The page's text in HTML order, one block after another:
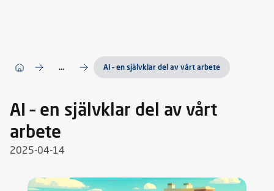
... AI – en självklar del av vårt arbete
AI – en självklar del av vårt
arbete
2025-04-14